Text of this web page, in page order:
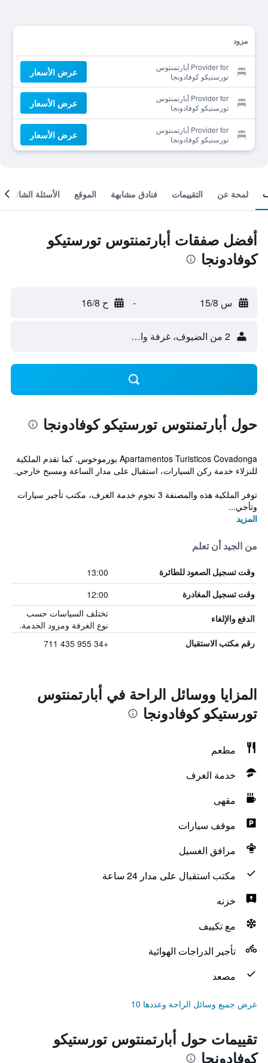
مزود
Provider for أبارتمنتوس
تورستيكو كوفادونجا
عرض الأسعار
Provider for أبارتمنتوس
تورستيكو كوفادونجا
عرض الأسعار
Provider for أبارتمنتوس
تورستيكو كوفادونجا
عرض الأسعار
لمحة عن التقييمات فنادق مشابهة الموقع الأسئلة الشائعة
أفضل صفقات أبارتمنتوس تورستيكو
كوفادونجا
س 15/8 - ح 16/8
2 من الضيوف، غرفة واحدة
حول أبارتمنتوس تورستيكو كوفادونجا
Apartamentos Turisticos Covadonga بورموخوس. كما تقدم الملكية
للنزلاء خدمة ركن السيارات، استقبال على مدار الساعة ومسبح خارجي.
توفر الملكية هذه والمصنفة 3 نجوم خدمة الغرف، مكتب تأجير سيارات
وتأجي...
المزيد
من الجيد أن تعلم
وقت تسجيل الصعود للطائرة 13:00
وقت تسجيل المغادرة 12:00
الدفع والإلغاء
تختلف السياسات حسب
نوع الغرفة ومزود الخدمة.
رقم مكتب الاستقبال +34 955 435 711
المزايا ووسائل الراحة في أبارتمنتوس
تورستيكو كوفادونجا
مطعم
خدمة الغرف
مقهى
موقف سيارات
مرافق الغسيل
مكتب استقبال على مدار 24 ساعة
خزنه
مع تكييف
تأجير الدراجات الهوائية
مصعد
عرض جميع وسائل الراحة وعددها 10
تقييمات حول أبارتمنتوس تورستيكو
كوفادونجا